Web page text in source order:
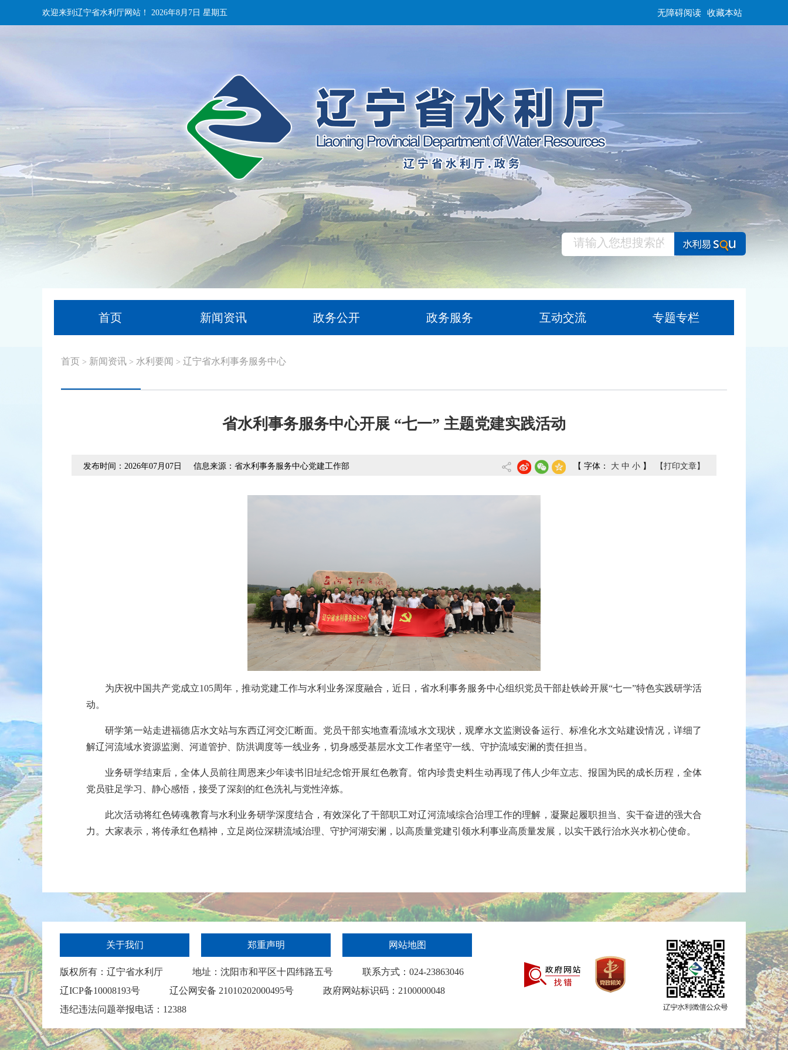
欢迎来到辽宁省水利厅网站！ 2026年8月7日 星期五 无障碍阅读 收藏本站
首页 新闻资讯 政务公开 政务服务 互动交流 专题专栏
首页 > 新闻资讯> 水利要闻 > 辽宁省水利事务服务中心
省水利事务服务中心开展 “七一” 主题党建实践活动
发布时间：2026年07月07日 信息来源：省水利事务服务中心党建工作部 【 字体： 大 中 小 】 【打印文章】
为庆祝中国共产党成立105周年， 推动党建工作与水利业务深度融合，近日，省水利事务服务中心组织党员干部赴铁岭开展“七一”特色实践研学活
动。
研学第一站走进福德店水文站与东西辽河交汇断面。 党员干部实地查看流域水文现状 ，观摩水文监测设备运行、标准化水文站建设情况， 详细了
解辽河流域水资源监测、河道管护、防洪调度等一线业务 ， 切身感受基层水文工作者坚守一线 、守护流域安澜的责任担当。
业务研学结束后，全体人员前往周恩来少年读书旧址纪念馆开展红色教育。馆内珍贵史料生动再现了伟人少年立志 、报国 为民的成长历程，全体
党 员驻足学习 、静心感悟，接受了深刻的红色洗礼与党性淬炼。
此次活动将红色铸魂教育与水利 业务研学深度结合， 有效深化了干部职工对辽河流域综合治理工作的理解 ， 凝聚起履职担当、实干奋进的强大合
力 。大家表示， 将传承红色精神 ， 立足岗位深耕流域治理、 守护河湖安澜 ， 以高质量党建引领水利事业高质量发展， 以实干践行治水兴水初心使命。
关于我们 郑重声明 网站地图
版权所有：辽宁省水利厅 地址：沈阳市和平区十四纬路五号
联系方式：024-23863046
辽ICP备10008193号
辽公网安备 21010202000495号
政府网站标识码：2100000048
违纪违法问题举报电话：12388